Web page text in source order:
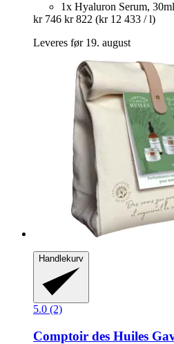
1x Hyaluron Serum, 30ml
kr 746 kr 822 (kr 12 433 / l)
Leveres før 19. august
Handlekurv
5.0 (2)
Comptoir des Huiles